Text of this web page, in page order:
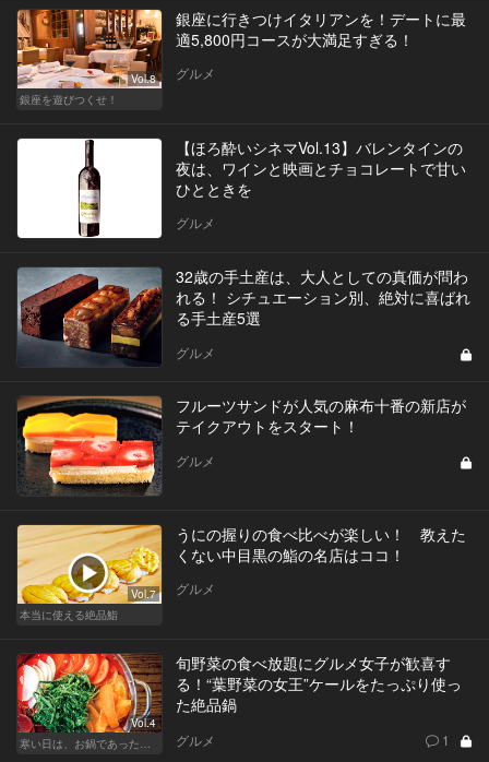
Vol.8
銀座を遊びつくせ！
銀座に行きつけイタリアンを！デートに最
適5,800円コースが大満足すぎる！
グルメ
【ほろ酔いシネマVol.13】バレンタインの
夜は、ワインと映画とチョコレートで甘い
ひとときを
グルメ
32歳の手土産は、大人としての真価が問わ
れる！ シチュエーション別、絶対に喜ばれ
る手土産5選
グルメ
フルーツサンドが人気の麻布十番の新店が
テイクアウトをスタート！
グルメ
Vol.7
本当に使える絶品鮨
うにの握りの食べ比べが楽しい！ 教えた
くない中目黒の鮨の名店はココ！
グルメ
Vol.4
旬野菜の食べ放題にグルメ女子が歓喜す
る！“葉野菜の女王”ケールをたっぷり使っ
た絶品鍋
グルメ 1